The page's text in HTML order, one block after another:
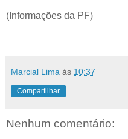
(Informações da PF)
Marcial Lima às 10:37
Compartilhar
Nenhum comentário: